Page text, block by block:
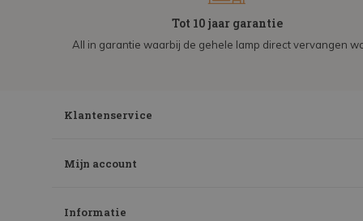
Tot 10 jaar garantie
All in garantie waarbij de gehele lamp direct vervangen
Klantenservice
Mijn account
Informatie